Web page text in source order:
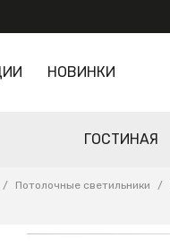
НОВИНКИ
ГОСТИНАЯ
/ Потолочные светильники /